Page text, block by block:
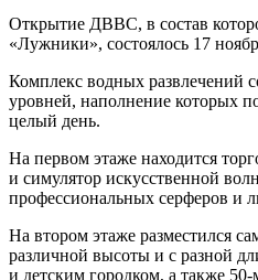
Открытие ДВВС, в состав
«Лужники», состоялось 17
Комплекс водных развлечений
уровней, наполнение которых
целый день.
На первом этаже находится
и симулятор искусственной
профессиональных серферов и
На втором этаже разместился
различной высоты и с разной
и детским городком, а также